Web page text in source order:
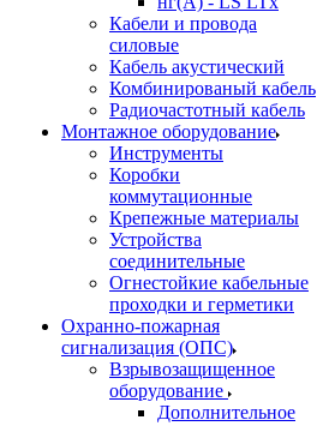
Кабели и провода
силовые
Кабель акустический
Комбинированый кабель
Радиочастотный кабель
Монтажное оборудование
Инструменты
Коробки
коммутационные
Крепежные материалы
Устройства
соединительные
Огнестойкие кабельные
проходки и герметики
Охранно-пожарная
сигнализация (ОПС)
Взрывозащищенное
оборудование
Дополнительное